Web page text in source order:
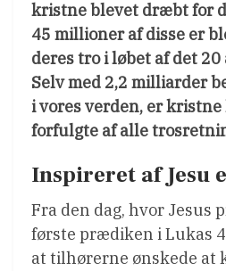
kristne blevet dræbt for
45 millioner af disse er
deres tro i løbet af det
Selv med 2,2 milliarder
i vores verden, er
forfulgte af alle
Inspireret af Jesu
Fra den dag, hvor Jesus
første prædiken i Lukas
at tilhørerne ønskede at